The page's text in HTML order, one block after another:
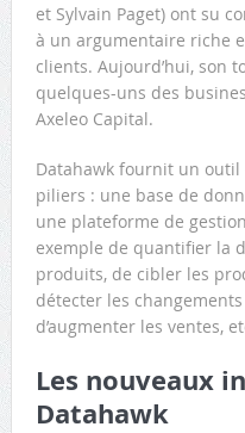
et Sylvain Paget) ont su
à un argumentaire riche
clients. Aujourd’hui, son
quelques-uns des
Axeleo Capital.
Datahawk fournit un
piliers : une base de
une plateforme de
exemple de quantifier la
produits, de cibler les
détecter les
d’augmenter les ventes,
Les nouveaux
Datahawk